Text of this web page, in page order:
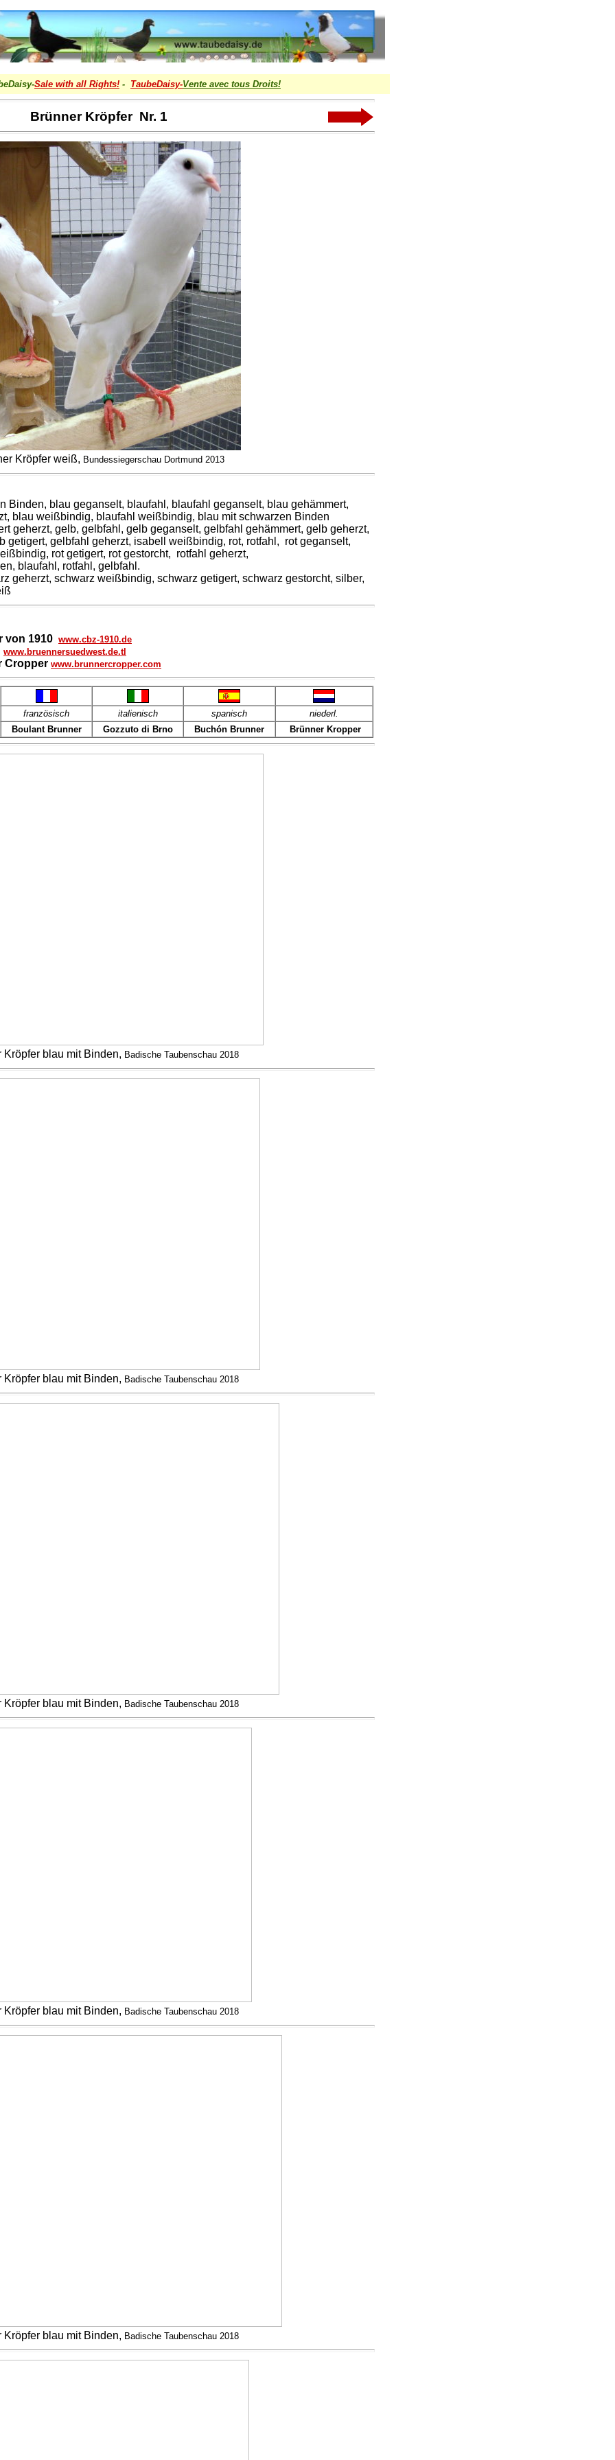
Sale with all Rights! - TaubeDaisy-Vente avec tous Droits!
Brünner Kröpfer Nr. 1
Kröpfer weiß, Bundessiegerschau Dortmund 2013
Binden, blau geganselt, blaufahl, blaufahl geganselt, blau gehämmert,
blau weißbindig, blaufahl weißbindig, blau mit schwarzen Binden
geherzt, gelb, gelbfahl, gelb geganselt, gelbfahl gehämmert, gelb geherzt,
getigert, gelbfahl geherzt, isabell weißbindig, rot, rotfahl, rot geganselt,
rot getigert, rot gestorcht, rotfahl geherzt,
blaufahl, rotfahl, gelbfahl.
geherzt, schwarz weißbindig, schwarz getigert, schwarz gestorcht, silber,
von 1910 www.cbz-1910.de
www.bruennersuedwest.de.tl
Cropper www.brunnercropper.com
französisch italienisch spanisch
niederl.
Boulant Brunner Gozzuto di Brno Buchón Brunner Brünner Kropper
Kröpfer blau mit Binden, Badische Taubenschau 2018
Kröpfer blau mit Binden, Badische Taubenschau 2018
Kröpfer blau mit Binden, Badische Taubenschau 2018
Kröpfer blau mit Binden, Badische Taubenschau 2018
Kröpfer blau mit Binden, Badische Taubenschau 2018